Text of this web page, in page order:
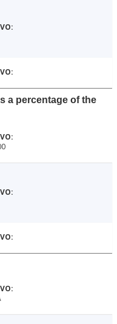
a percentage of the